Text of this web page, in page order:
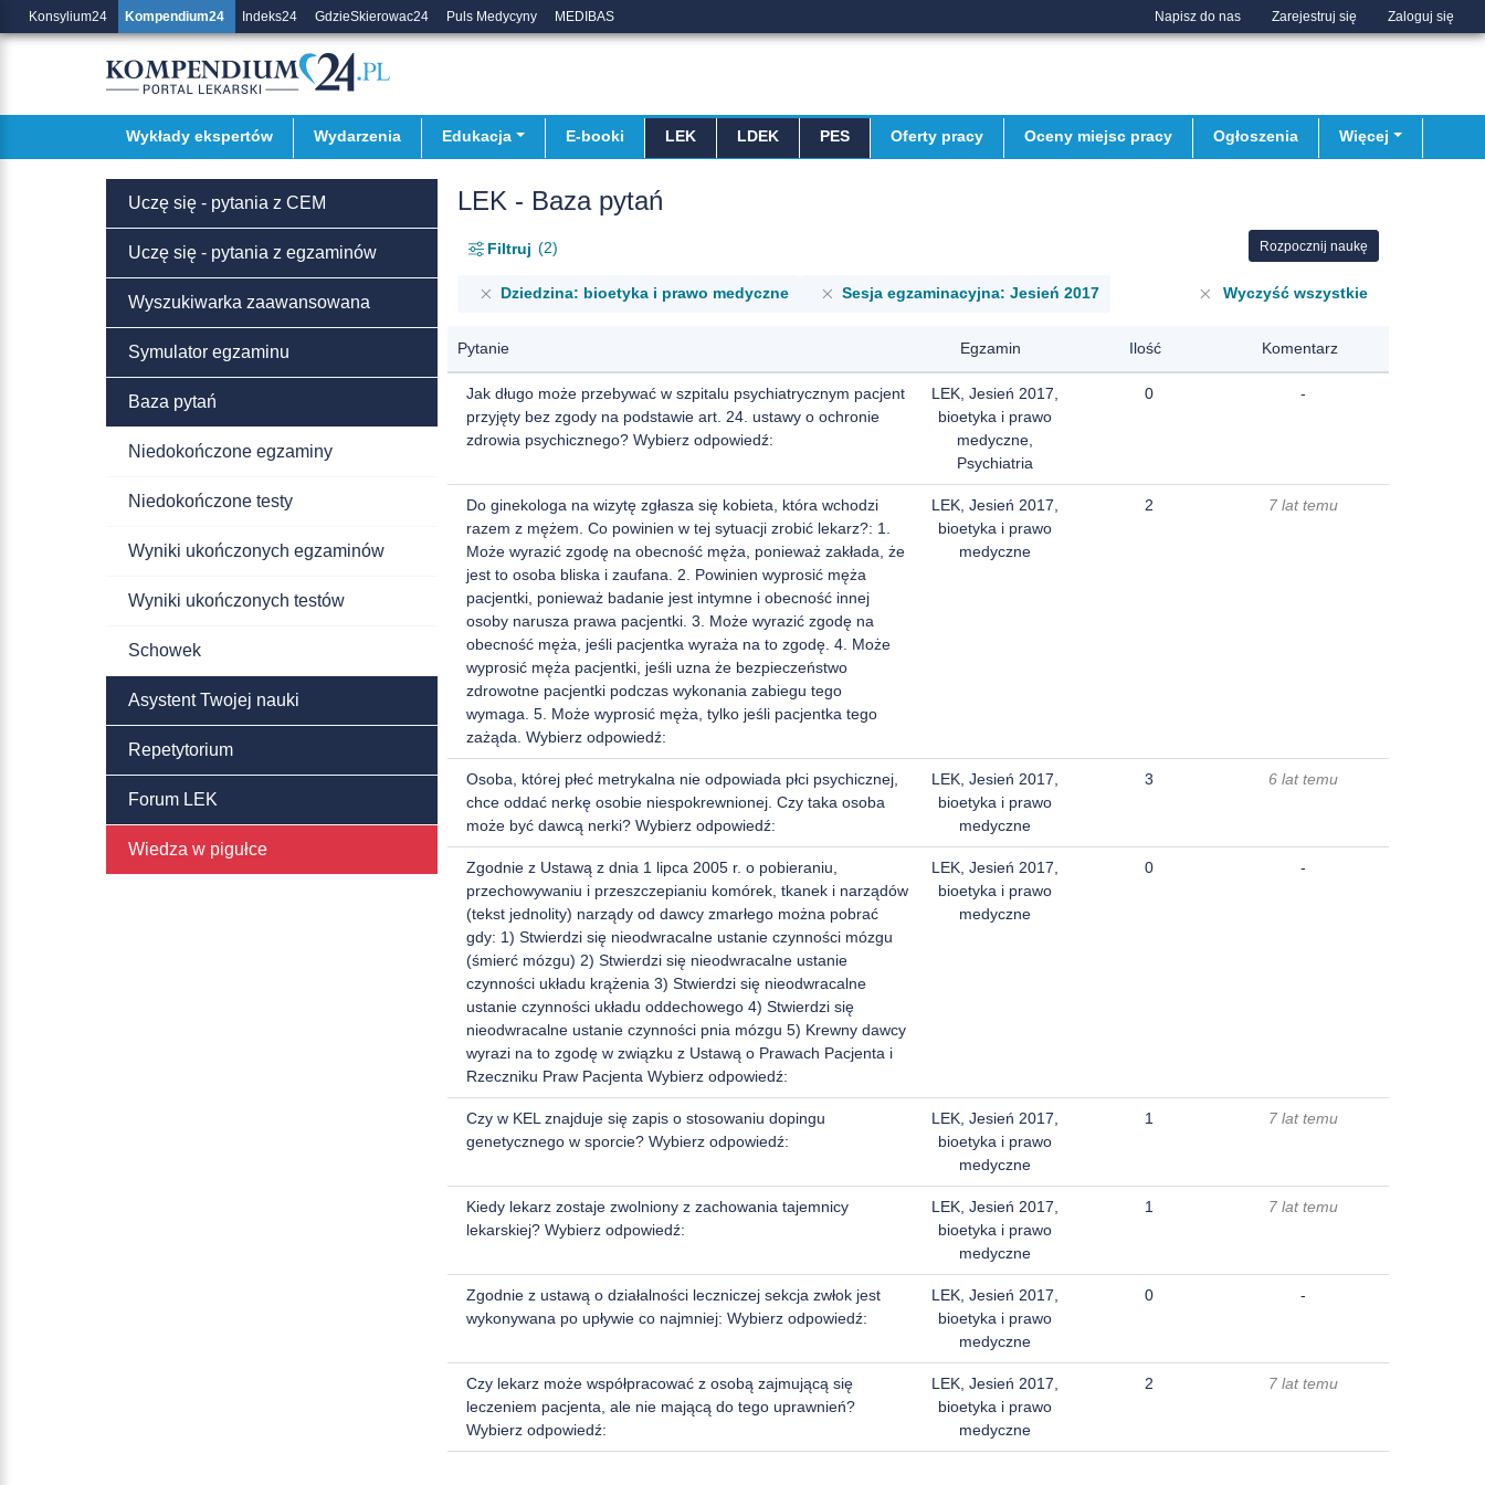
Konsylium24 Kompendium24 Indeks24 GdzieSkierowac24 Puls Medycyny MEDIBAS Napisz do nas Zarejestruj się Zaloguj się
Wykłady ekspertów Wydarzenia Edukacja E-booki LEK LDEK PES Oferty pracy Oceny miejsc pracy Ogłoszenia Więcej
Uczę się - pytania z CEM
Uczę się - pytania z egzaminów
Wyszukiwarka zaawansowana
Symulator egzaminu
Baza pytań
Niedokończone egzaminy
Niedokończone testy
Wyniki ukończonych egzaminów
Wyniki ukończonych testów
Schowek
Asystent Twojej nauki
Repetytorium
Forum LEK
Wiedza w pigułce
LEK - Baza pytań
Filtruj 2 Rozpocznij naukę
Dziedzina: bioetyka i prawo medyczne Sesja egzaminacyjna: Jesień 2017 Wyczyść wszystkie
Pytanie Egzamin Ilość Komentarz
Jak długo może przebywać w szpitalu psychiatrycznym pacjent
przyjęty bez zgody na podstawie art. 24. ustawy o ochronie
zdrowia psychicznego? Wybierz odpowiedź:
LEK, Jesień 2017,
bioetyka i prawo
medyczne,
Psychiatria
0 -
Do ginekologa na wizytę zgłasza się kobieta, która wchodzi
razem z mężem. Co powinien w tej sytuacji zrobić lekarz?: 1.
Może wyrazić zgodę na obecność męża, ponieważ zakłada, że
jest to osoba bliska i zaufana. 2. Powinien wyprosić męża
pacjentki, ponieważ badanie jest intymne i obecność innej
osoby narusza prawa pacjentki. 3. Może wyrazić zgodę na
obecność męża, jeśli pacjentka wyraża na to zgodę. 4. Może
wyprosić męża pacjentki, jeśli uzna że bezpieczeństwo
zdrowotne pacjentki podczas wykonania zabiegu tego
wymaga. 5. Może wyprosić męża, tylko jeśli pacjentka tego
zażąda. Wybierz odpowiedź:
LEK, Jesień 2017,
bioetyka i prawo
medyczne
2 7 lat temu
Osoba, której płeć metrykalna nie odpowiada płci psychicznej,
chce oddać nerkę osobie niespokrewnionej. Czy taka osoba
może być dawcą nerki? Wybierz odpowiedź:
LEK, Jesień 2017,
bioetyka i prawo
medyczne
3 6 lat temu
Zgodnie z Ustawą z dnia 1 lipca 2005 r. o pobieraniu,
przechowywaniu i przeszczepianiu komórek, tkanek i narządów
(tekst jednolity) narządy od dawcy zmarłego można pobrać
gdy: 1) Stwierdzi się nieodwracalne ustanie czynności mózgu
(śmierć mózgu) 2) Stwierdzi się nieodwracalne ustanie
czynności układu krążenia 3) Stwierdzi się nieodwracalne
ustanie czynności układu oddechowego 4) Stwierdzi się
nieodwracalne ustanie czynności pnia mózgu 5) Krewny dawcy
wyrazi na to zgodę w związku z Ustawą o Prawach Pacjenta i
Rzeczniku Praw Pacjenta Wybierz odpowiedź:
LEK, Jesień 2017,
bioetyka i prawo
medyczne
0 -
Czy w KEL znajduje się zapis o stosowaniu dopingu
genetycznego w sporcie? Wybierz odpowiedź:
LEK, Jesień 2017,
bioetyka i prawo
medyczne
1 7 lat temu
Kiedy lekarz zostaje zwolniony z zachowania tajemnicy
lekarskiej? Wybierz odpowiedź:
LEK, Jesień 2017,
bioetyka i prawo
medyczne
1 7 lat temu
Zgodnie z ustawą o działalności leczniczej sekcja zwłok jest
wykonywana po upływie co najmniej: Wybierz odpowiedź:
LEK, Jesień 2017,
bioetyka i prawo
medyczne
0 -
Czy lekarz może współpracować z osobą zajmującą się
leczeniem pacjenta, ale nie mającą do tego uprawnień?
Wybierz odpowiedź:
LEK, Jesień 2017,
bioetyka i prawo
medyczne
2 7 lat temu